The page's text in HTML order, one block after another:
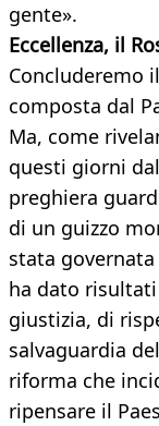
gente».
Eccellenza, il
Concluderemo
composta dal
Ma, come
questi giorni
preghiera
di un guizzo
stata
ha dato
giustizia, di
salvaguardia
riforma che
ripensare il